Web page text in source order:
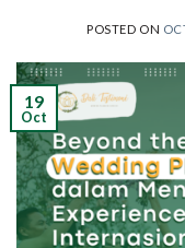
POSTED ON
19
Oct